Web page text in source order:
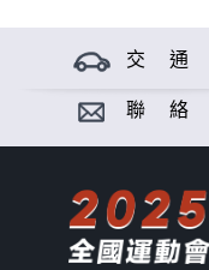
交 通
聯 絡